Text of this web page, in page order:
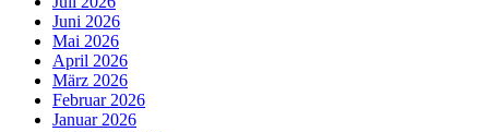
Juni 2026
Mai 2026
April 2026
März 2026
Februar 2026
Januar 2026